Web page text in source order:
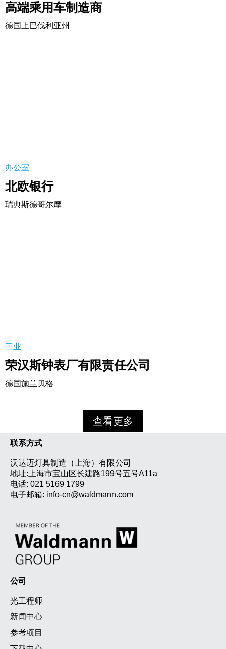
高端乘用车制造商
德国上巴伐利亚州
办公室
北欧银行
瑞典斯德哥尔摩
工业
荣汉斯钟表厂有限责任公司
德国施兰贝格
查看更多
联系方式
沃达迈灯具制造（上海）有限公司
地址:上海市宝山区长建路199号五号A11a
电话: 021 5169 1799
电子邮箱: info-cn@waldmann.com
公司
光工程师
新闻中心
参考项目